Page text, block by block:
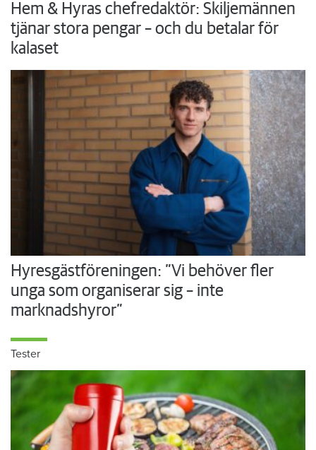
Hem & Hyras chefredaktör: Skiljemännen
tjänar stora pengar – och du betalar för
kalaset
Hyresgästföreningen: ”Vi behöver fler
unga som organiserar sig – inte
marknadshyror”
Tester